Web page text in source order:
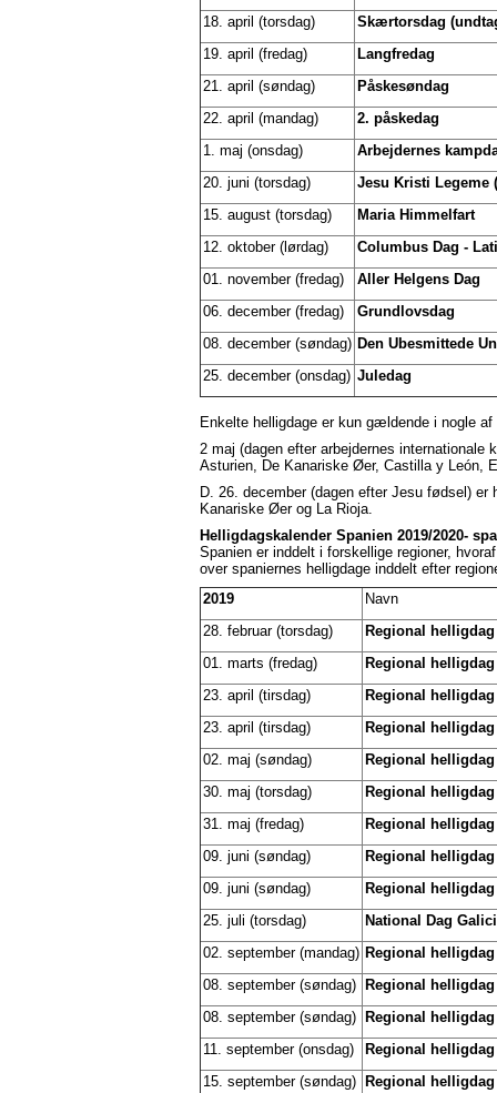
18. april (torsdag)
Skærtorsdag
19. april (fredag)
Langfredag
21. april (søndag)
Påskesøndag
22. april (mandag)
2. påskedag
1. maj (onsdag)
Arbejdernes
20. juni (torsdag)
Jesu Kristi Legeme
15. august (torsdag)
Maria Himmelfart
12. oktober (lørdag)
Columbus Dag -
01. november (fredag)
Aller Helgens Dag
06. december (fredag)
Grundlovsdag
08. december (søndag) Den Ubesmittede
25. december (onsdag) Juledag
Enkelte helligdage er kun gældende i nogle
2 maj (dagen efter arbejdernes internationale
Asturien, De Kanariske Øer, Castilla y León,
D. 26. december (dagen efter Jesu fødsel)
Kanariske Øer og La Rioja.
Helligdagskalender Spanien 2019/2020-
Spanien er inddelt i forskellige regioner,
over spaniernes helligdage inddelt efter
2019
Navn
28. februar (torsdag)
Regional
01. marts (fredag)
Regional
23. april (tirsdag)
Regional
23. april (tirsdag)
Regional
02. maj (søndag)
Regional
30. maj (torsdag)
Regional
31. maj (fredag)
Regional
09. juni (søndag)
Regional
09. juni (søndag)
Regional
25. juli (torsdag)
National Dag
02. september (mandag) Regional helligdag
08. september (søndag)
Regional
08. september (søndag)
Regional
11. september (onsdag)
Regional
15. september (søndag)
Regional